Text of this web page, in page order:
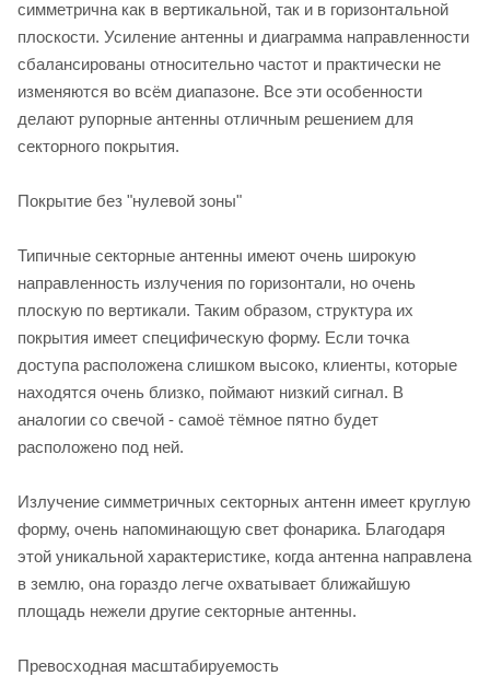
симметрична как в вертикальной, так и в горизонтальной
плоскости. Усиление антенны и диаграмма направленности
сбалансированы относительно частот и практически не
изменяются во всём диапазоне. Все эти особенности
делают рупорные антенны отличным решением для
секторного покрытия.
Покрытие без "нулевой зоны"
Типичные секторные антенны имеют очень широкую
направленность излучения по горизонтали, но очень
плоскую по вертикали. Таким образом, структура их
покрытия имеет специфическую форму. Если точка
доступа расположена слишком высоко, клиенты, которые
находятся очень близко, поймают низкий сигнал. В
аналогии со свечой - самоё тёмное пятно будет
расположено под ней.
Излучение симметричных секторных антенн имеет круглую
форму, очень напоминающую свет фонарика. Благодаря
этой уникальной характеристике, когда антенна направлена
в землю, она гораздо легче охватывает ближайшую
площадь нежели другие секторные антенны.
Превосходная масштабируемость